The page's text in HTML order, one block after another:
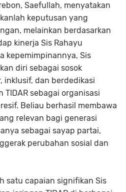
Saefullah, menyatakan
keputusan yang
melainkan berdasarkan
kinerja Sis Rahayu
kepemimpinannya, Sis
diri sebagai sosok
inklusif, dan berdedikasi
sebagai organisasi
Beliau berhasil membawa
relevan bagi generasi
sebagai sayap partai,
perubahan sosial dan
satu capaian signifikan Sis